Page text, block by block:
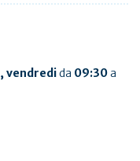
vendredida 09:30a